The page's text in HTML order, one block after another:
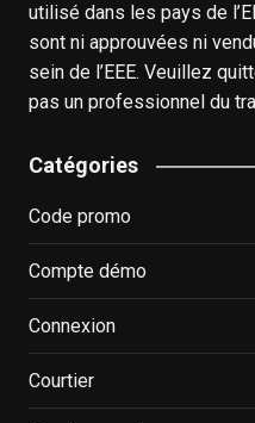
utilisé dans les pays de
sont ni approuvées ni
sein de l’EEE. Veuillez
pas un professionnel du
Catégories
Code promo
Compte démo
Connexion
Courtier